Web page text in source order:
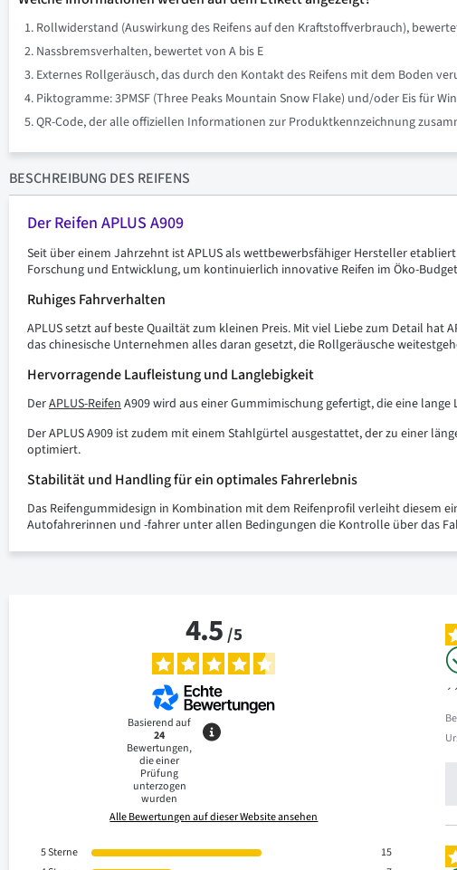
Rollwiderstand (Auswirkung des Reifens auf den Kraftstoffverbrauch),
Nassbremsverhalten, bewertet von A bis E
Externes Rollgeräusch, das durch den Kontakt des Reifens mit dem Boden
Piktogramme: 3PMSF (Three Peaks Mountain Snow Flake) und/oder Eis für
QR-Code, der alle offiziellen Informationen zur Produktkennzeichnung
BESCHREIBUNG DES REIFENS
Der Reifen APLUS A909
Seit über einem Jahrzehnt ist APLUS als wettbewerbsfähiger Hersteller
Forschung und Entwicklung, um kontinuierlich innovative Reifen im Öko-
Ruhiges Fahrverhalten
APLUS setzt auf beste Quailtät zum kleinen Preis. Mit viel Liebe zum Detail
das chinesische Unternehmen alles daran gesetzt, die Rollgeräusche
Hervorragende Laufleistung und Langlebigkeit
DerAPLUS-ReifenA909 wird aus einer Gummimischung gefertigt, die eine
Der APLUS A909 ist zudem mit einem Stahlgürtel ausgestattet, der zu einer
optimiert.
Stabilität und Handling für ein optimales Fahrerlebnis
Das Reifengummidesign in Kombination mit dem Reifenprofil verleiht diesem
Autofahrerinnen und -fahrer unter allen Bedingungen die Kontrolle über das
4.5/5
Basierend auf
24
Bewertungen,
die einer
Prüfung
unterzogen
wurden
Alle Bewertungen auf dieser Website ansehen
5Sterne
15